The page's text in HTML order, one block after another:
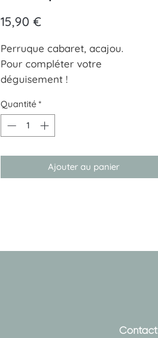
15,90 €
Perruque cabaret, acajou.
Pour compléter votre
déguisement !
Quantité *
Ajouter au panier
Contact